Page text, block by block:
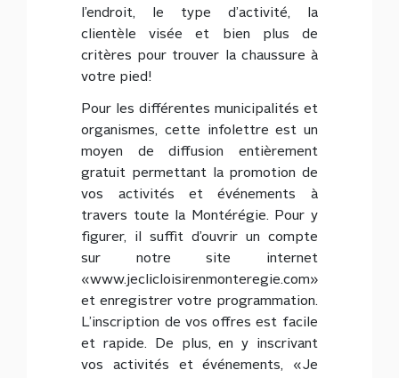
l’endroit, le type d’activité, la
clientèle visée et bien plus de
critères pour trouver la chaussure à
votre pied!
Pour les différentes municipalités et
organismes, cette infolettre est un
moyen de diffusion entièrement
gratuit permettant la promotion de
vos activités et événements à
travers toute la Montérégie. Pour y
figurer, il suffit d’ouvrir un compte
sur notre site internet
«www.jeclicloisirenmonteregie.com»
et enregistrer votre programmation.
L’inscription de vos offres est facile
et rapide. De plus, en y inscrivant
vos activités et événements, «Je